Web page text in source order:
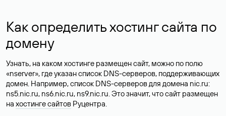
Как определить хостинг сайта по
домену
Узнать, на каком хостинге размещен сайт, можно по полю
«nserver», где указан список DNS-серверов, поддерживающих
домен. Например, список DNS-серверов для домена nic.ru:
ns5.nic.ru, ns6.nic.ru, ns9.nic.ru. Это значит, что сайт размещен
на хостинге сайтов Руцентра.